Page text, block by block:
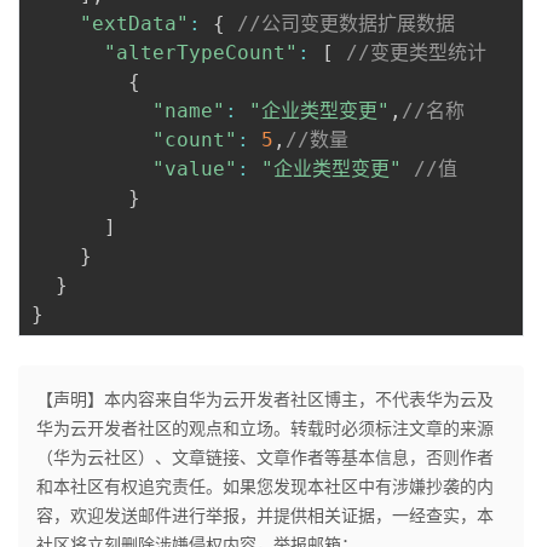
"extData" : {
//公司变更数据扩展数据
"alterTypeCount" : [
//变更类型统计
{
"name" : "企业类型变更" , //名称
"count" : 5 , //数量
"value" : "企业类型变更"
//值
}
]
}
}
}
【声明】本内容来自华为云开发者社区博主，不代表华为云及
华为云开发者社区的观点和立场。转载时必须标注文章的来源
（华为云社区）、文章链接、文章作者等基本信息，否则作者
和本社区有权追究责任。如果您发现本社区中有涉嫌抄袭的内
容，欢迎发送邮件进行举报，并提供相关证据，一经查实，本